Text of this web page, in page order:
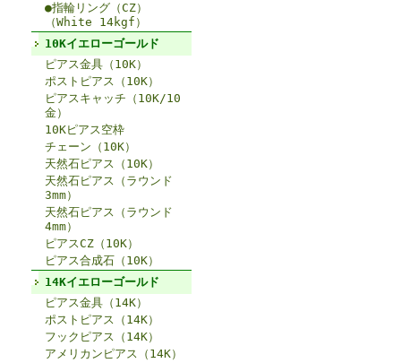
●指輪リング（CZ）
（White 14kgf）
10Kイエローゴールド
ピアス金具（10K）
ポストピアス（10K）
ピアスキャッチ（10K/10
金）
10Kピアス空枠
チェーン（10K）
天然石ピアス（10K）
天然石ピアス（ラウンド
3mm）
天然石ピアス（ラウンド
4mm）
ピアスCZ（10K）
ピアス合成石（10K）
14Kイエローゴールド
ピアス金具（14K）
ポストピアス（14K）
フックピアス（14K）
アメリカンピアス（14K）